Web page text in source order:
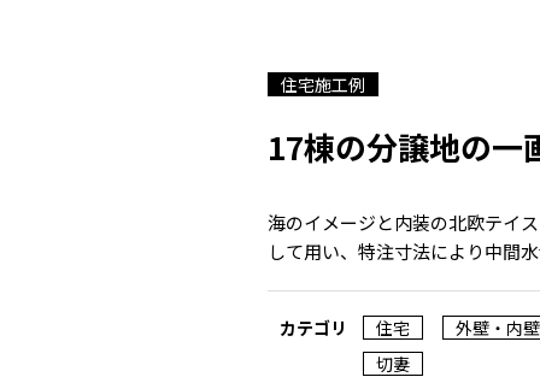
住宅施工例
17棟の分譲地の一
海のイメージと内装の北欧テイ
して用い、特注寸法により中間
カテゴリ 住宅
外壁・内壁
切妻